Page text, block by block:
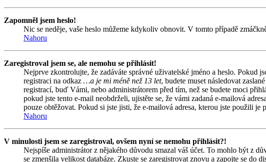
Zapomněl jsem heslo!
Nic se neděje, vaše heslo můžeme kdykoliv obnovit. V tomto případě
Nahoru
Zaregistroval jsem se, ale nemohu se přihlásit!
Nejprve zkontrolujte, že zadáváte správné uživatelské jméno a heslo.
registraci na odkaz …a je mi méně než 13 let, budete muset následovat
registrací, buď Vámi, nebo administrátorem před tím, než se budete moci
pokud jste tento e-mail neobdrželi, ujistěte se, že vámi zadaná e-mailová
pouze obtěžovat. Pokud si jste jisti, že e-mailová adresa, kterou jste použili je
Nahoru
V minulosti jsem se zaregistroval, ovšem nyní se nemohu přihlásit?!
Nejspíše administrátor z nějakého důvodu smazal váš účet. To mohlo být z
se zmenšila velikost databáze. Zkuste se zaregistrovat znovu a zapojte se do